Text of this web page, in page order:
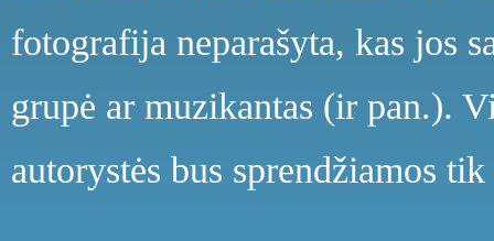
fotografija neparašyta, kas jos
grupė ar muzikantas (ir pan.).
autorystės bus sprendžiamos